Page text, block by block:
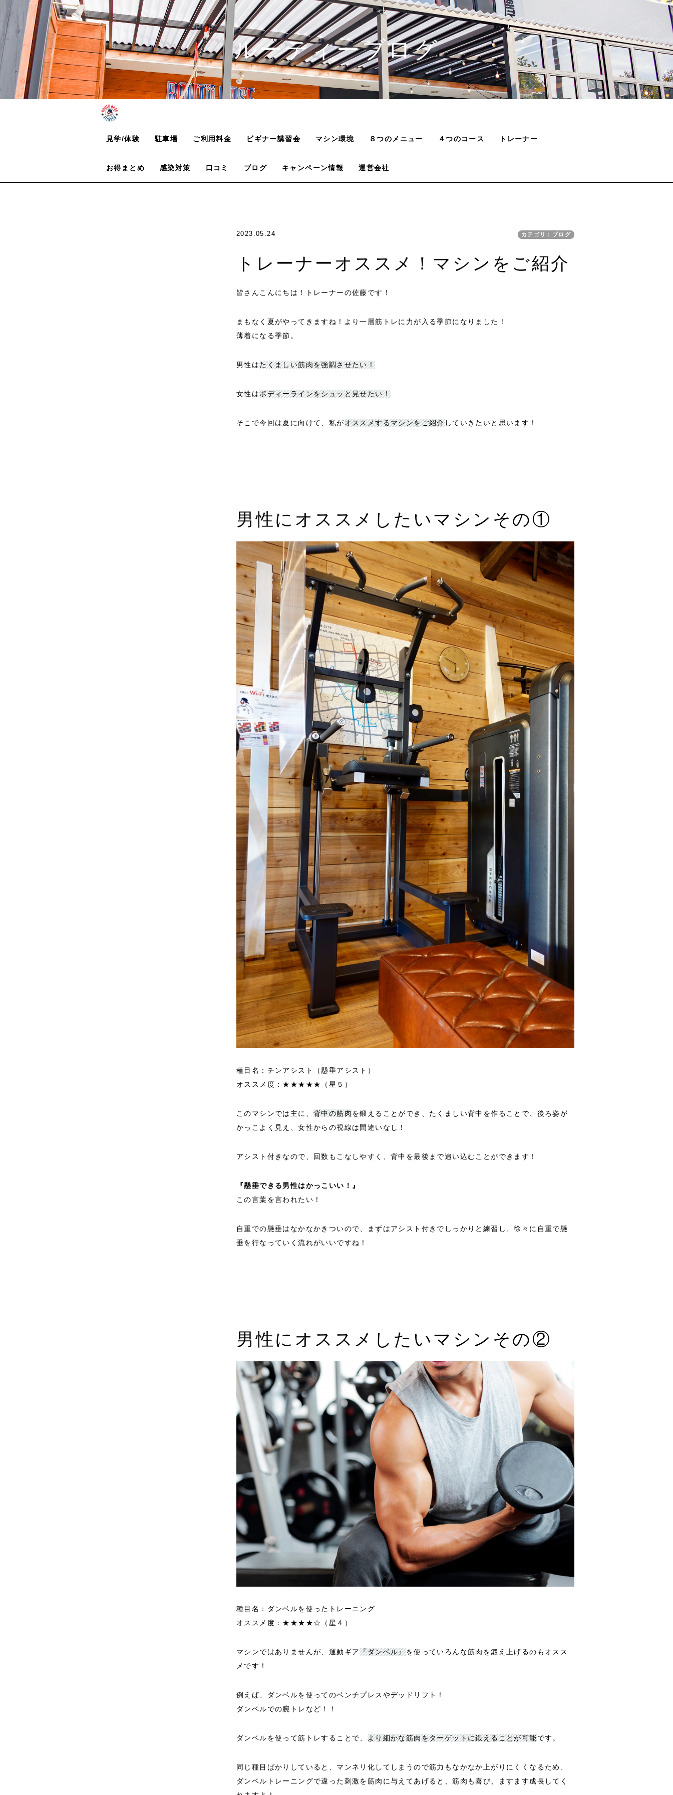
ルーティーブログ
見学/体験 駐車場 ご利用料金 ビギナー講習会 マシン環境 ８つのメニュー ４つのコース トレーナー
お得まとめ 感染対策 口コミ ブログ キャンペーン情報 運営会社
2023.05.24 カテゴリ：ブログ
トレーナーオススメ！マシンをご紹介
皆さんこんにちは！トレーナーの佐藤です！
まもなく夏がやってきますね！より一層筋トレに力が入る季節になりました！
薄着になる季節。
男性はたくましい筋肉を強調させたい！
女性はボディーラインをシュッと見せたい！
そこで今回は夏に向けて、私がオススメするマシンをご紹介していきたいと思います！
男性にオススメしたいマシンその①
種目名：チンアシスト（懸垂アシスト）
オススメ度：★★★★★（星５）
このマシンでは主に、 背中の筋肉を鍛えることができ、たくましい背中を作ることで、後ろ姿が
かっこよく見え、女性からの視線は間違いなし！
アシスト付きなので、回数もこなしやすく、背中を最後まで追い込むことができます！
『懸垂できる男性はかっこいい！』
この言葉を言われたい！
自重での懸垂はなかなかきついので、まずはアシスト付きでしっかりと練習し、徐々に自重で懸
垂を行なっていく流れがいいですね！
男性にオススメしたいマシンその②
種目名：ダンベルを使ったトレーニング
オススメ度：★★★★☆（星４）
マシンではありませんが、運動ギア『ダンベル』を使っていろんな筋肉を鍛え上げるのもオスス
メです！
例えば、ダンベルを使ってのベンチプレスやデッドリフト！
ダンベルでの腕トレなど！！
ダンベルを使って筋トレすることで、 より細かな筋肉をターゲットに鍛えることが可能です。
同じ種目ばかりしていると、マンネリ化してしまうので筋力もなかなか上がりにくくなるため、
ダンベルトレーニングで違った刺激を筋肉に与えてあげると、筋肉も喜び、ますます成長してく